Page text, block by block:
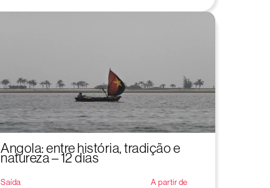
Angola: entre história, tradição e
natureza – 12 dias
Saída A partir de